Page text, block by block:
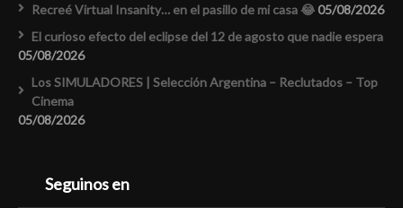
Recreé Virtual Insanity… en el pasillo de mi casa 😂05/08/2026
El curioso efecto del eclipse del 12 de agosto que nadie espera
05/08/2026
Los SIMULADORES | Selección Argentina – Reclutados – Top
Cinema
05/08/2026
Seguinos en